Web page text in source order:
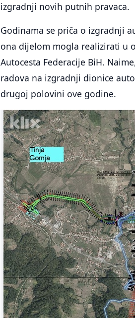
izgradnji novih putnih pravaca.
Godinama se priča o izgradnji
ona dijelom mogla realizirati u
Autocesta Federacije BiH.
radova na izgradnji dionice
drugoj polovini ove godine.